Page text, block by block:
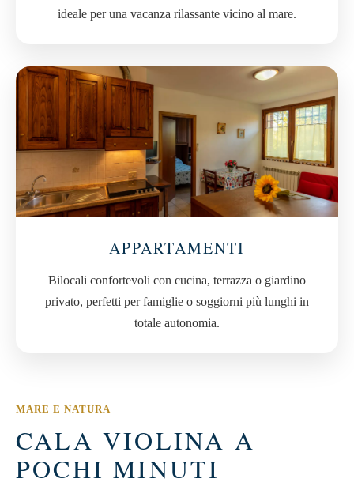
ideale per una vacanza rilassante vicino al mare.
APPARTAMENTI
Bilocali confortevoli con cucina, terrazza o giardino
privato, perfetti per famiglie o soggiorni più lunghi in
totale autonomia.
MARE E NATURA
CALA VIOLINA A
POCHI MINUTI